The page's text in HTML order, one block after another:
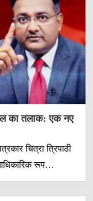
का तलाक: एक नए
चित्रा त्रिपाठी
रूप…